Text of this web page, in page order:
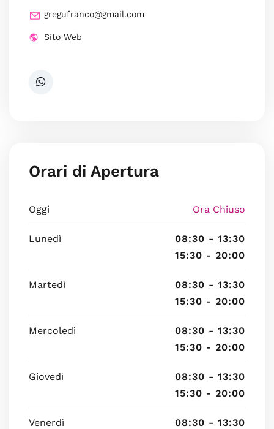
gregufranco@gmail.com
Sito Web
Orari di Apertura
Oggi Ora Chiuso
Lunedì
08:30 - 13:30
15:30 - 20:00
Martedì
08:30 - 13:30
15:30 - 20:00
Mercoledì
08:30 - 13:30
15:30 - 20:00
Giovedì
08:30 - 13:30
15:30 - 20:00
Venerdì
08:30 - 13:30